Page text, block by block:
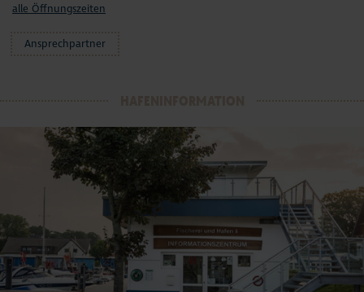
alle Öffnungszeiten
Ansprechpartner